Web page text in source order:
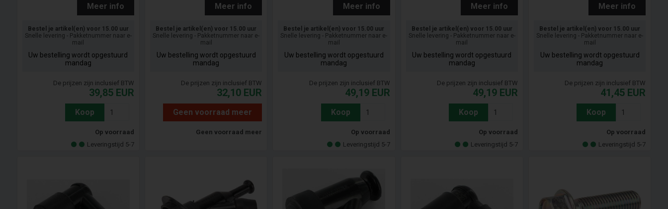
Meer info
Bestel je artikel(en) voor 15.00 uur
Snelle levering - Pakketnummer naar e-
mail
Uw bestelling wordt opgestuurd
mandag
De prijzen zijn inclusief BTW
39,85 EUR
Koop
Op voorraad
Leveringstijd 5-7
Meer info
Bestel je artikel(en) voor 15.00 uur
Snelle levering - Pakketnummer naar e-
mail
Uw bestelling wordt opgestuurd
mandag
De prijzen zijn inclusief BTW
32,10 EUR
Geen voorraad meer
Geen voorraad meer
Meer info
Bestel je artikel(en) voor 15.00 uur
Snelle levering - Pakketnummer naar e-
mail
Uw bestelling wordt opgestuurd
mandag
De prijzen zijn inclusief BTW
49,19 EUR
Koop
Op voorraad
Leveringstijd 5-7
Meer info
Bestel je artikel(en) voor 15.00 uur
Snelle levering - Pakketnummer naar e-
mail
Uw bestelling wordt opgestuurd
mandag
De prijzen zijn inclusief BTW
49,19 EUR
Koop
Op voorraad
Leveringstijd 5-7
Meer info
Bestel je artikel(en) voor 15.00 uur
Snelle levering - Pakketnummer naar e-
mail
Uw bestelling wordt opgestuurd
mandag
De prijzen zijn inclusief BTW
41,45 EUR
Koop
Op voorraad
Leveringstijd 5-7